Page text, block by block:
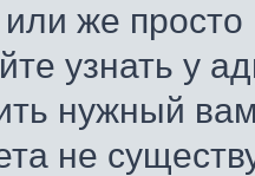
же
узнать у
нужный
не